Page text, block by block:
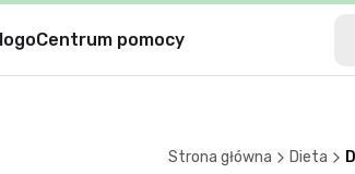
Centrum pomocy
Strona główna Dieta